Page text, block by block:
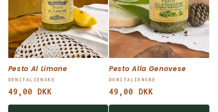
Pesto Al Limone
Forhandler:
DENITALIENSKE
Normalpris
49,00 DKK
Pesto Alla Genovese
Forhandler:
DENITALIENSKE
Normalpris
49,00 DKK